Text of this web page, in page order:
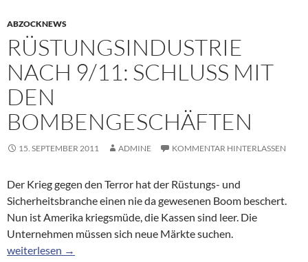
ABZOCKNEWS
RÜSTUNGSINDUSTRIE
NACH 9/11: SCHLUSS MIT
DEN
BOMBENGESCHÄFTEN
15. SEPTEMBER 2011 ADMINE KOMMENTAR HINTERLASSEN
Der Krieg gegen den Terror hat der Rüstungs- und
Sicherheitsbranche einen nie da gewesenen Boom beschert.
Nun ist Amerika kriegsmüde, die Kassen sind leer. Die
Unternehmen müssen sich neue Märkte suchen.
Rüstungsindustrie nach 9/11: Schluss mit den
weiterlesen →